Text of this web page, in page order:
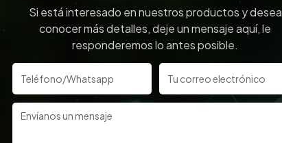
Si está interesado en nuestros productos y desea
conocer más detalles, deje un mensaje aquí, le
responderemos lo antes posible.